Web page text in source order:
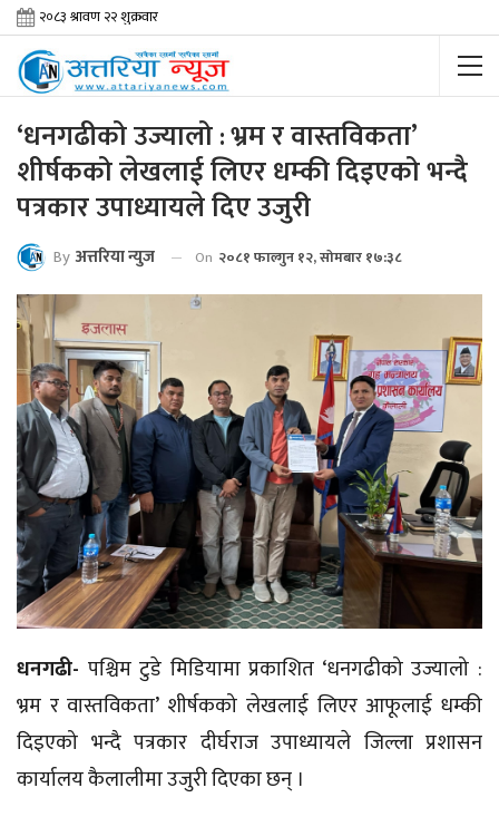
‘धनगढीको उज्यालो : भ्रम र वास्तविकता’
शीर्षकको लेखलाई लिएर धम्की दिइएको भन्दै
पत्रकार उपाध्यायले दिए उजुरी
By अत्तरिया न्युज On २०८१ फाल्गुन १२, सोमबार १७:३८
धनगढी- पश्चिम टुडे मिडियामा प्रकाशित ‘धनगढीको उज्यालो :
भ्रम र वास्तविकता’ शीर्षकको लेखलाई लिएर आफूलाई धम्की
दिइएको भन्दै पत्रकार दीर्घराज उपाध्यायले जिल्ला प्रशासन
कार्यालय कैलालीमा उजुरी दिएका छन् ।